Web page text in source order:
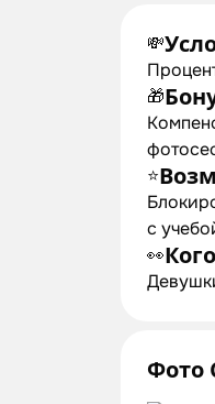
💸
🎁
⭐
с
👀
Фото